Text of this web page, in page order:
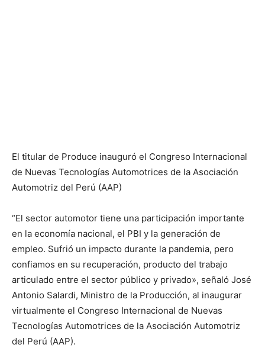
El titular de Produce inauguró el Congreso Internacional
de Nuevas Tecnologías Automotrices de la Asociación
Automotriz del Perú (AAP)
“El sector automotor tiene una participación importante
en la economía nacional, el PBI y la generación de
empleo. Sufrió un impacto durante la pandemia, pero
confiamos en su recuperación, producto del trabajo
articulado entre el sector público y privado», señaló José
Antonio Salardi, Ministro de la Producción, al inaugurar
virtualmente el Congreso Internacional de Nuevas
Tecnologías Automotrices de la Asociación Automotriz
del Perú (AAP).